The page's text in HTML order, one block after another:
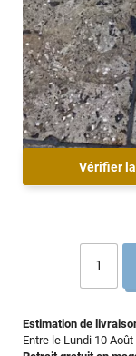
Vérifier
Estimation de
Entre le Lundi 10